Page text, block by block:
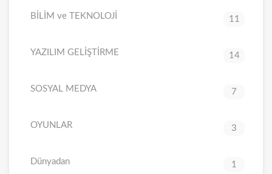
BİLİM ve TEKNOLOJİ 11
YAZILIM GELİŞTİRME 14
SOSYAL MEDYA 7
OYUNLAR 3
Dünyadan 1